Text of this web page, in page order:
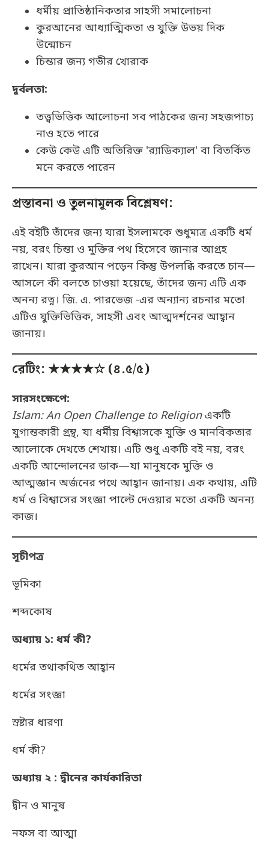
ধর্মীয় প্রাতিষ্ঠানিকতার সাহসী সমালোচনা
কুরআনের আধ্যাত্মিকতা ও যুক্তি উভয় দিক
উন্মোচন
চিন্তার জন্য গভীর খোরাক
দুর্বলতা:
তত্ত্বভিত্তিক আলোচনা সব পাঠকের জন্য সহজপাচ্য
নাও হতে পারে
কেউ কেউ এটি অতিরিক্ত 'র‌্যাডিক্যাল' বা বিতর্কিত
মনে করতে পারেন
প্রস্তাবনা ও তুলনামূলক বিশ্লেষণ:
এই বইটি তাঁদের জন্য যারা ইসলামকে শুধুমাত্র একটি ধর্ম
নয়, বরং চিন্তা ও মুক্তির পথ হিসেবে জানার আগ্রহ
রাখেন। যারা কুরআন পড়েন কিন্তু উপলব্ধি করতে চান—
আসলে কী বলতে চাওয়া হয়েছে, তাঁদের জন্য এটি এক
অনন্য রত্ন। জি. এ. পারভেজ -এর অন্যান্য রচনার মতো
এটিও যুক্তিভিত্তিক, সাহসী এবং আত্মদর্শনের আহ্বান
জানায়।
রেটিং: ★★★★☆ (৪.৫/৫)
সারসংক্ষেপে:
Islam: An Open Challenge to Religionএকটি
যুগান্তকারী গ্রন্থ, যা ধর্মীয় বিশ্বাসকে যুক্তি ও মানবিকতার
আলোকে দেখতে শেখায়। এটি শুধু একটি বই নয়, বরং
একটি আন্দোলনের ডাক—যা মানুষকে মুক্তি ও
আত্মজ্ঞান অর্জনের পথে আহ্বান জানায়। এক কথায়, এটি
ধর্ম ও বিশ্বাসের সংজ্ঞা পাল্টে দেওয়ার মতো একটি অনন্য
কাজ।
সূচীপত্র
ভূমিকা
শব্দকোষ
অধ্যায় ১: ধর্ম কী?
ধর্মের তথাকথিত আহ্বান
ধর্মের সংজ্ঞা
স্রষ্টার ধারণা
ধর্ম কী?
অধ্যায় ২ : দ্বীনের কার্যকারিতা
দ্বীন ও মানুষ
নফস বা আত্মা